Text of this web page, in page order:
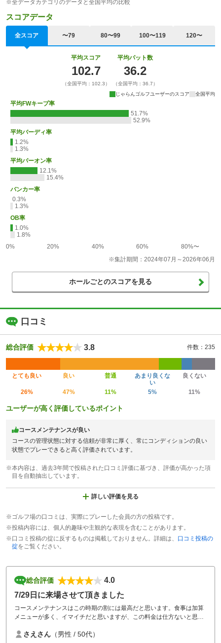
※全データカテゴリのデータと全国平均の比較
スコアデータ
全スコア 〜79 80〜99 100〜119 120〜
平均スコア
102.7
（全国平均：102.3）
平均パット数
36.2
（全国平均：36.7）
じゃらんゴルフユーザーのスコア
全国平均
平均FWキープ率
51.7%
52.9%
平均バーディ率
1.2%
1.3%
平均パーオン率
12.1%
15.4%
バンカー率
0.3%
1.3%
OB率
1.0%
1.8%
0%
20% 40% 60%
80%〜
※集計期間：2024年07月～2026年06月
ホールごとのスコアを見る
口コミ
総合評価 3.8 件数：235
とても良い 良い 普通
あまり良くな
い
良くない
26% 47% 11% 5% 11%
ユーザーが高く評価しているポイント
コースメンテナンスが良い
コースの管理状態に対する信頼が非常に厚く、常にコンディションの良い
状態でプレーできると高く評価されています。
※本内容は、過去3年間で投稿された口コミ評価に基づき、評価が高かった項
目を自動抽出しています。
詳しい評価を見る
※ゴルフ場の口コミは、実際にプレーした会員の方の投稿です。
※投稿内容には、個人的趣味や主観的な表現を含むことがあります。
※口コミ投稿の掟に反するものは掲載しておりません。詳細は、 口コミ投稿の
掟をご覧ください。
総合評価
4.0
7/29日に来場させて頂きました
コースメンテナンスはこの時期の割には最高だと思います。食事は加算
メニューが多く、イマイチだと思いますが、この料金は仕方ないと思い
さえさん （男性 / 50代）